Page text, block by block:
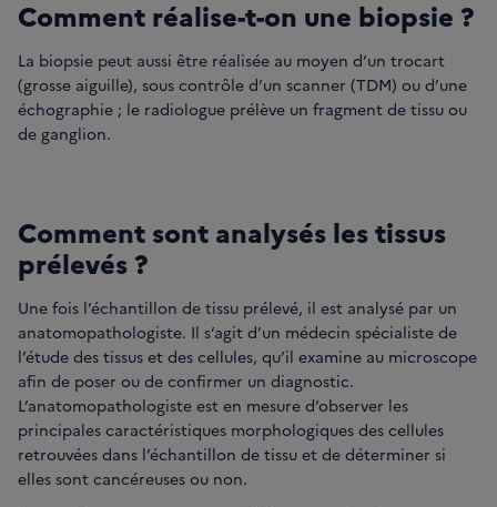
Comment réalise-t-on une biopsie ?
La biopsie peut aussi être réalisée au moyen d’un trocart
(grosse aiguille), sous contrôle d’un scanner (TDM) ou d’une
échographie ; le radiologue prélève un fragment de tissu ou
de ganglion.
Comment sont analysés les tissus
prélevés ?
Une fois l’échantillon de tissu prélevé, il est analysé par un
anatomopathologiste. Il s’agit d’un médecin spécialiste de
l’étude des tissus et des cellules, qu’il examine au microscope
afin de poser ou de confirmer un diagnostic.
L’anatomopathologiste est en mesure d’observer les
principales caractéristiques morphologiques des cellules
retrouvées dans l’échantillon de tissu et de déterminer si
elles sont cancéreuses ou non.